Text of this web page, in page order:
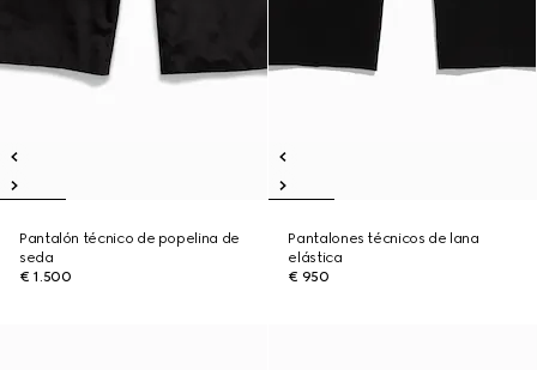
Pantalón técnico de popelina de
seda
€ 1.500
Pantalones técnicos de lana
elástica
€ 950